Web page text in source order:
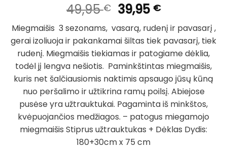
49,95€ Original
price
was:
49,95 €.
39,95 €Current
price
is:
39,95 €.
Miegmaišis 3 sezonams, vasarą, rudenį ir pavasarį ,
gerai izoliuoja ir pakankamai šiltas tiek pavasarį, tiek
rudenį. Miegmaišis tiekiamas ir patogiame dėklia,
todėl jį lengva nešiotis. Paminkštintas miegmaišis,
kuris net šalčiausiomis naktimis apsaugo jūsų kūną
nuo peršalimo ir užtikrina ramų poilsį. Abiejose
pusėse yra užtrauktukai. Pagaminta iš minkštos,
kvėpuojančios medžiagos. – patogus miegamojo
miegmaišis Stiprus užtrauktukas + Dėklas Dydis:
180+30cm x 75 cm